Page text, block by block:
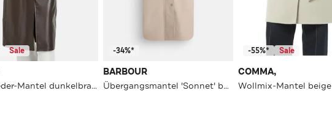
Sale
Kunstleder-Mantel dunkelbraun
-34%*
BARBOUR
Übergangsmantel 'Sonnet' beige
-55%* Sale
COMMA,
Wollmix-Mantel beige